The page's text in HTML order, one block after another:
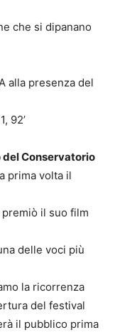
che si dipanano
alla presenza del
92’
del Conservatorio
prima volta il
premiò il suo film
delle voci più
la ricorrenza
del festival
il pubblico prima